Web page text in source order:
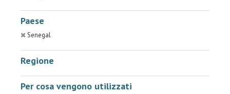
Paese
Senegal
Regione
Per cosa vengono utilizzati